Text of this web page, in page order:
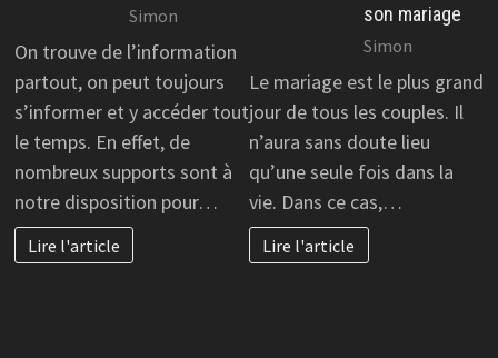
Simon
On trouve de l’information
partout, on peut toujours
s’informer et y accéder tout
le temps. En effet, de
nombreux supports sont à
notre disposition pour…
Lire l'article
son mariage
Simon
Le mariage est le plus grand
jour de tous les couples. Il
n’aura sans doute lieu
qu’une seule fois dans la
vie. Dans ce cas,…
Lire l'article